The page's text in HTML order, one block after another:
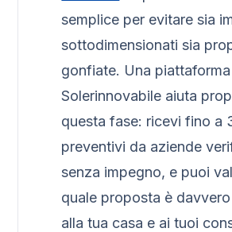
semplice per evitare sia
sottodimensionati sia
gonfiate. Una
Solerinnovabile aiuta
questa fase: ricevi fino a
preventivi da aziende
senza impegno, e puoi
quale proposta è
alla tua casa e ai tuoi